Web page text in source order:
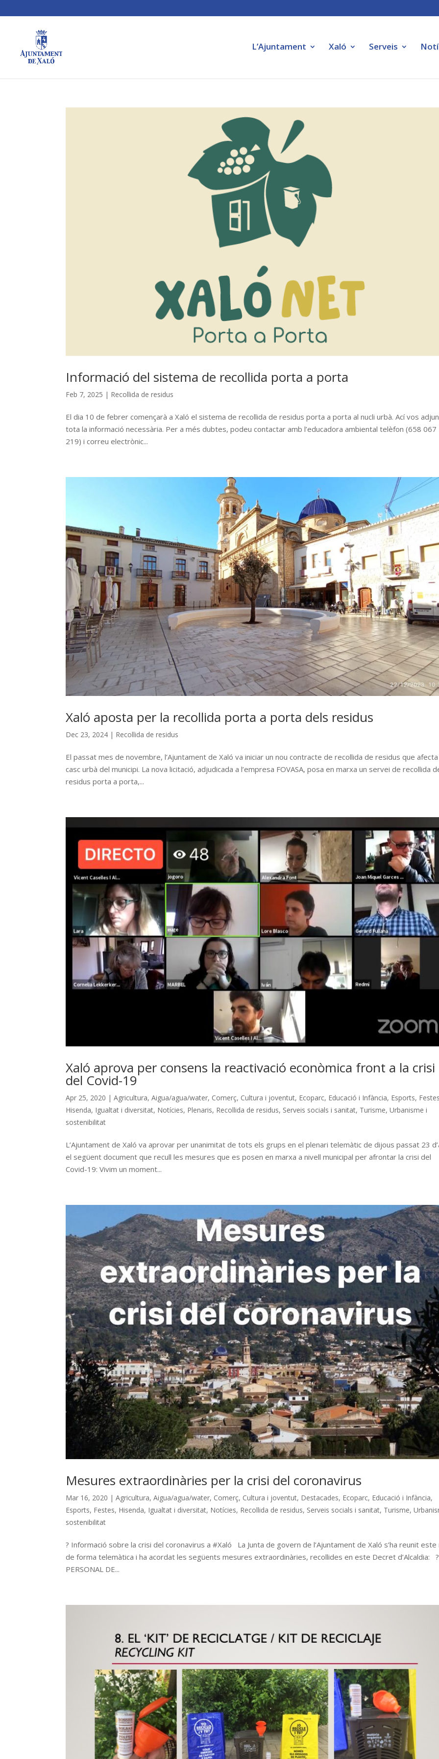
L’Ajuntament Xaló Serveis
Informació del sistema de recollida porta a porta
Feb 7, 2025 | Recollida de residus
El dia 10 de febrer començarà a Xaló el sistema de recollida de residus porta a porta al nucli urbà. Ací vos
tota la informació necessària. Per a més dubtes, podeu contactar amb l’educadora ambiental telèfon (658 067
219) i correu electrònic...
Xaló aposta per la recollida porta a porta dels residus
Dec 23, 2024 | Recollida de residus
El passat mes de novembre, l’Ajuntament de Xaló va iniciar un nou contracte de recollida de residus que
casc urbà del municipi. La nova licitació, adjudicada a l’empresa FOVASA, posa en marxa un servei de recollida
residus porta a porta,...
Xaló aprova per consens la reactivació econòmica front a la crisi
del Covid-19
Apr 25, 2020 |Agricultura,Aigua/agua/water, Comerç, Cultura i joventut, Ecoparc, Educació i Infància, Esports,
Hisenda, Igualtat i diversitat, Notícies, Plenaris, Recollida de residus, Serveis socials i sanitat, Turisme,Urbanisme i
sostenibilitat
L’Ajuntament de Xaló va aprovar per unanimitat de tots els grups en el plenari telemàtic de dijous passat 23
el següent document que recull les mesures que es posen en marxa a nivell municipal per afrontar la crisi del
Covid-19: Vivim un moment...
Mesures extraordinàries per la crisi del coronavirus
Mar 16, 2020 |Agricultura,Aigua/agua/water, Comerç, Cultura i joventut, Destacades, Ecoparc, Educació i Infància,
Esports, Festes, Hisenda, Igualtat i diversitat, Notícies, Recollida de residus, Serveis socials i sanitat, Turisme,
sostenibilitat
? Informació sobre la crisi del coronavirus a #Xaló La Junta de govern de l’Ajuntament de Xaló s’ha reunit
de forma telemàtica i ha acordat les següents mesures extraordinàries, recollides en este Decret d’Alcaldia: ?
PERSONAL DE...